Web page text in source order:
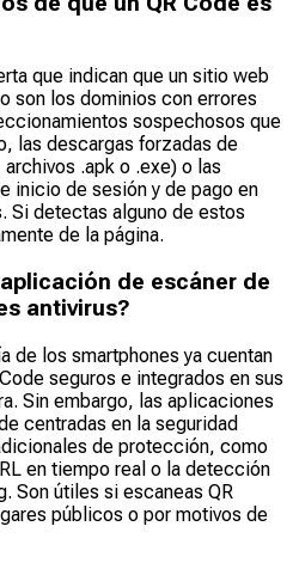
que indican que un sitio web
son los dominios con errores
sospechosos que
las descargas forzadas de
.apk o .exe) o las
inicio de sesión y de pago en
Si detectas alguno de estos
de la página.
de escáner de
antivirus?
de los smartphones ya cuentan
seguros e integrados en sus
Sin embargo, las aplicaciones
centradas en la seguridad
de protección, como
en tiempo real o la detección
Son útiles si escaneas QR
públicos o por motivos de